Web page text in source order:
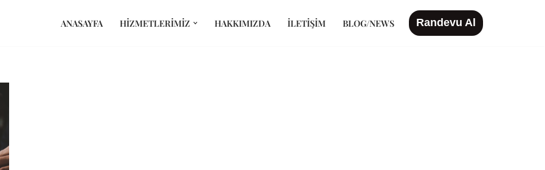
ANASAYFA HIZMETLERIMIZ HAKKIMIZDA İLETIŞIM BLOG/NEWS Randevu Al